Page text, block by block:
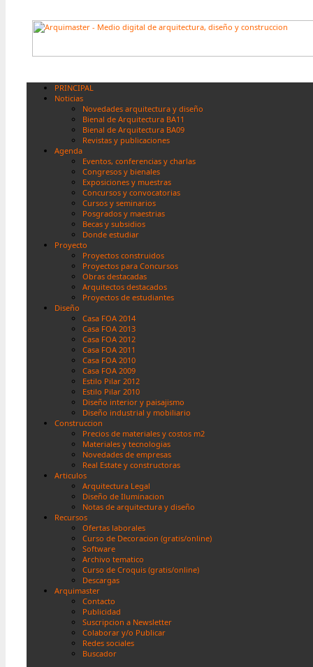
PRINCIPAL
Noticias
Novedades arquitectura y diseño
Bienal de Arquitectura BA11
Bienal de Arquitectura BA09
Revistas y publicaciones
Agenda
Eventos, conferencias y charlas
Congresos y bienales
Exposiciones y muestras
Concursos y convocatorias
Cursos y seminarios
Posgrados y maestrias
Becas y subsidios
Donde estudiar
Proyecto
Proyectos construidos
Proyectos para Concursos
Obras destacadas
Arquitectos destacados
Proyectos de estudiantes
Diseño
Casa FOA 2014
Casa FOA 2013
Casa FOA 2012
Casa FOA 2011
Casa FOA 2010
Casa FOA 2009
Estilo Pilar 2012
Estilo Pilar 2010
Diseño interior y paisajismo
Diseño industrial y mobiliario
Construccion
Precios de materiales y costos m2
Materiales y tecnologias
Novedades de empresas
Real Estate y constructoras
Articulos
Arquitectura Legal
Diseño de Iluminacion
Notas de arquitectura y diseño
Recursos
Ofertas laborales
Curso de Decoracion (gratis/online)
Software
Archivo tematico
Curso de Croquis (gratis/online)
Descargas
Arquimaster
Contacto
Publicidad
Suscripcion a Newsletter
Colaborar y/o Publicar
Redes sociales
Buscador